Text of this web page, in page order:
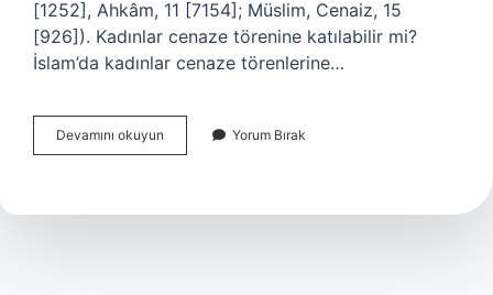
[1252], Ahkâm, 11 [7154]; Müslim, Cenaiz, 15
[926]). Kadınlar cenaze törenine katılabilir mi?
İslam’da kadınlar cenaze törenlerine…
Devamını okuyun Kadınlar
Cenazede
Mi
Yorum Bırak